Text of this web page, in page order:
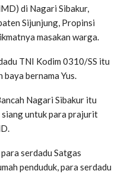
di Nagari Sibakur,
Sijunjung, Propinsi
masakan warga.
TNI Kodim 0310/SS itu
bernama Yus.
Nagari Sibakur itu
siang untuk para prajurit
serdadu Satgas
penduduk, para serdadu